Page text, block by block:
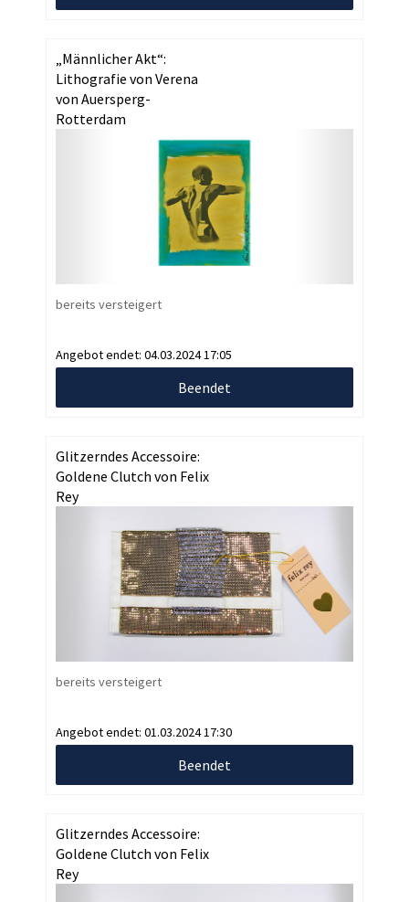
„Männlicher Akt“:
Lithografie von Verena
von Auersperg-
Rotterdam
bereits versteigert
Angebot endet: 04.03.2024 17:05
Beendet
Glitzerndes Accessoire:
Goldene Clutch von Felix
Rey
bereits versteigert
Angebot endet: 01.03.2024 17:30
Beendet
Glitzerndes Accessoire:
Goldene Clutch von Felix
Rey